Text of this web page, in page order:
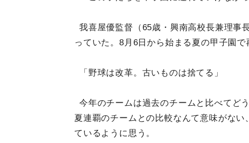
我喜屋優監督（65歳・興南高校長兼理事
っていた。8月6日から始まる夏の甲子園
「野球は改革。古いものは捨てる」
今年のチームは過去のチームと比べてど
夏連覇のチームとの比較なんて意味がな
ているように思う。